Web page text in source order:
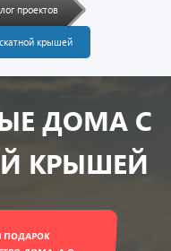
проектов
крышей
ДОМА С
КРЫШЕЙ
ПОДАРОК